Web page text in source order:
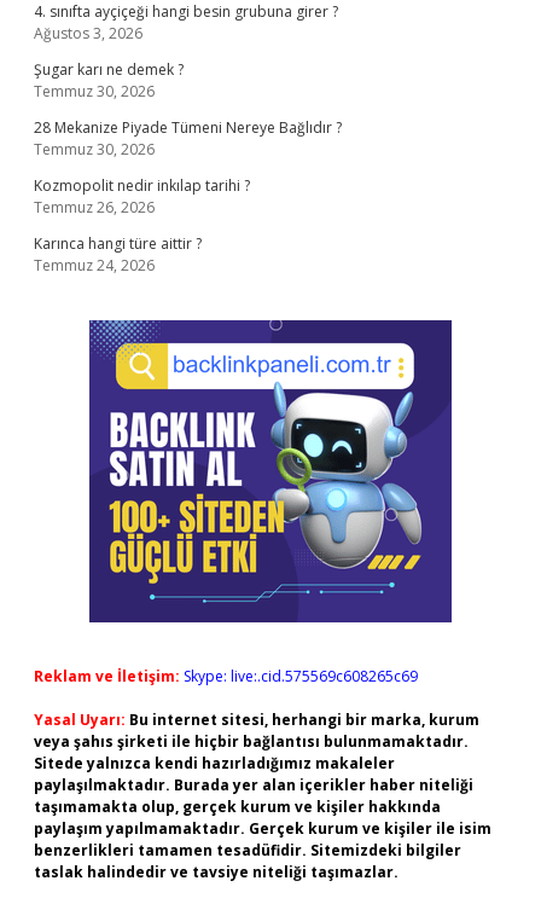
4. sınıfta ayçiçeği hangi besin grubuna girer ?
Ağustos 3, 2026
Şugar karı ne demek ?
Temmuz 30, 2026
28 Mekanize Piyade Tümeni Nereye Bağlıdır ?
Temmuz 30, 2026
Kozmopolit nedir inkılap tarihi ?
Temmuz 26, 2026
Karınca hangi türe aittir ?
Temmuz 24, 2026
Reklam ve İletişim: Skype: live:.cid.575569c608265c69
Yasal Uyarı: Bu internet sitesi, herhangi bir marka, kurum
veya şahıs şirketi ile hiçbir bağlantısı bulunmamaktadır.
Sitede yalnızca kendi hazırladığımız makaleler
paylaşılmaktadır. Burada yer alan içerikler haber niteliği
taşımamakta olup, gerçek kurum ve kişiler hakkında
paylaşım yapılmamaktadır. Gerçek kurum ve kişiler ile isim
benzerlikleri tamamen tesadüfidir. Sitemizdeki bilgiler
taslak halindedir ve tavsiye niteliği taşımazlar.